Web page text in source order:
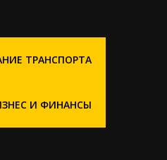
ТРАНСПОРТА
И ФИНАНСЫ